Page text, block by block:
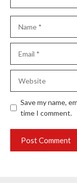
Save my name,
time I comment.